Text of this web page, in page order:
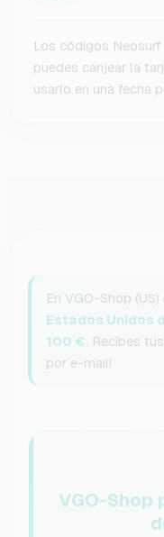
Los códigos
puedes canjear la
usarlo en una fecha
En VGO-Shop
Estados Unidos
100 €. Recibes
por e-mail!
VGO-Shop